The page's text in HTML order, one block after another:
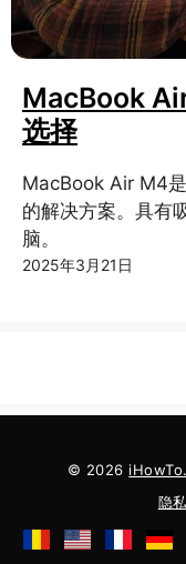
MacBook
选择
MacBook Air M4
的解决方案。具有
脑。
2025年3月21日
© 2026
隐